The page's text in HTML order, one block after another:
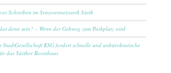
Schreiben im Seniorennetzwerk Sürth
denn sein? – Wenn der Gehweg zum Parkplatz wird
StadtGesellschaft KSG fordert schnelle und unbürokratische
das Sürther Bootshaus